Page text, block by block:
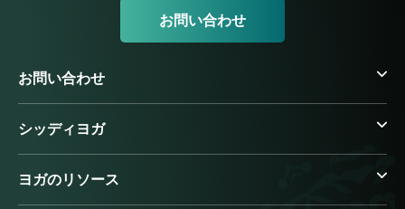
お問い合わせ
お問い合わせ
シッディヨガ
ヨガのリソース